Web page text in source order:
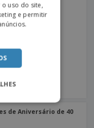
de Aniversário de 40
o uso do site,
e permitir